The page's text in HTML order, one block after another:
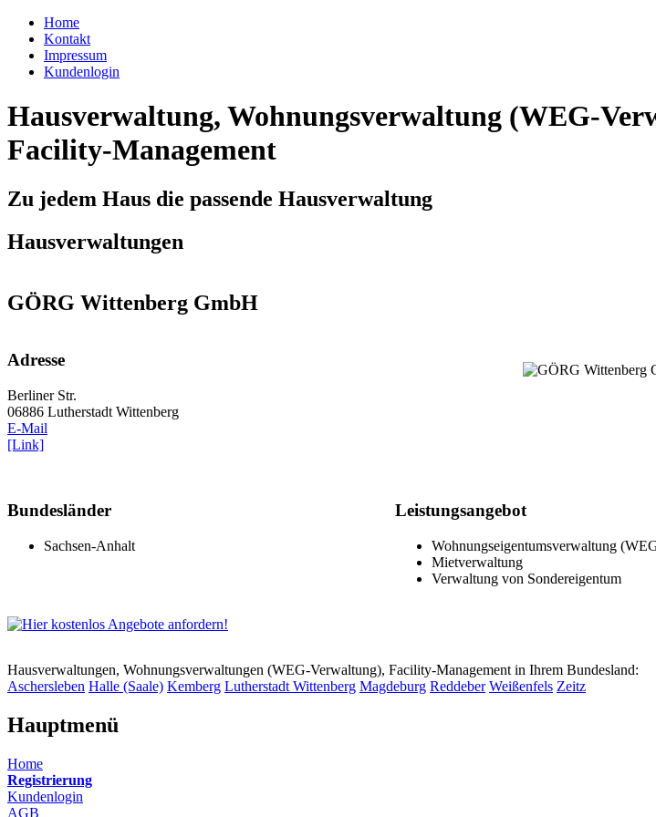
Home
Kontakt
Impressum
Kundenlogin
Hausverwaltung, Wohnungsverwaltung (WEG-
Facility-Management
Zu jedem Haus die passende Hausverwaltung
Hausverwaltungen
GÖRG Wittenberg GmbH
Adresse
Berliner Str.
06886 Lutherstadt Wittenberg
E-Mail
[Link]
Bundesländer
Sachsen-Anhalt
Leistungsangebot
Wohnungseigentumsverwaltung
Mietverwaltung
Verwaltung von Sondereigentum
Hausverwaltungen, Wohnungsverwaltungen (WEG-Verwaltung), Facility-Management in Ihrem Bundesland:
Aschersleben Halle (Saale) Kemberg Lutherstadt Wittenberg Magdeburg Reddeber Weißenfels Zeitz
Hauptmenü
Home
Registrierung
Kundenlogin
AGB